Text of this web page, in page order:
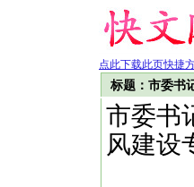
点此下载此页快捷
标题：市委书
市委书
风建设